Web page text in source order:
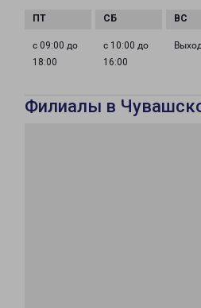
с 09:00 до
18:00
с 10:00 до
16:00
Филиалы в